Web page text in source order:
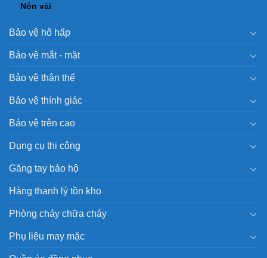
Nón vải
Bảo vệ hô hấp
Bảo vệ mắt - mặt
Bảo vệ thân thể
Bảo vệ thính giác
Bảo vệ trên cao
Dụng cụ thi công
Găng tay bảo hộ
Hàng thanh lý tồn kho
Phòng cháy chữa cháy
Phụ liệu may mặc